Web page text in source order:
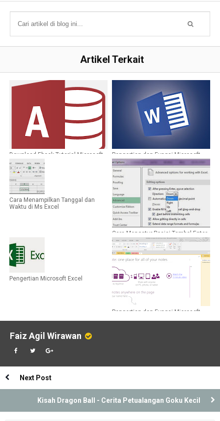
Artikel Terkait
Download Ebook Tutorial Microsoft
Access PDF
Pengertian dan Fungsi Microsoft
Word
Cara Menampilkan Tanggal dan
Waktu di Ms Excel
Cara Mengatur Posisi Tombol Enter
pada Ms Excel
Pengertian Microsoft Excel
Pengertian dan Fungsi Microsoft
Faiz Agil Wirawan
Next Post
Kisah Dragon Ball - Cerita Petualangan Goku Kecil